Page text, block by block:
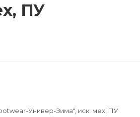
ПУ
Универ-Зима", иск. мех, ПУ